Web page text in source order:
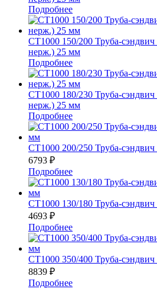
Подробнее
СТ1000 150/200 Труба-
нерж.) 25 мм
Подробнее
СТ1000 180/230 Труба-
нерж.) 25 мм
Подробнее
СТ1000 200/250 Труба-
6793 ₽
Подробнее
СТ1000 130/180 Труба-
4693 ₽
Подробнее
СТ1000 350/400 Труба-
8839 ₽
Подробнее